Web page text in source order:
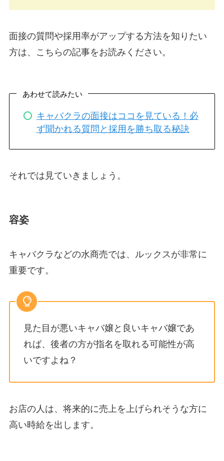
面接の質問や採用率がアップする方法を知りたい
方は、こちらの記事をお読みください。
あわせて読みたい
キャバクラの面接はココを見ている！必
ず聞かれる質問と採用を勝ち取る秘訣
それでは見ていきましょう。
容姿
キャバクラなどの水商売では、ルックスが非常に
重要です。
見た目が悪いキャバ嬢と良いキャバ嬢であ
れば、後者の方が指名を取れる可能性が高
いですよね？
お店の人は、将来的に売上を上げられそうな方に
高い時給を出します。